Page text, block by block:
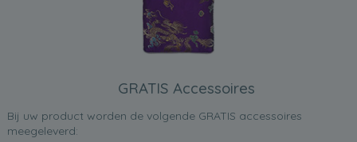
GRATIS Accessoires
Bij uw product worden de volgende GRATIS accessoires
meegeleverd: